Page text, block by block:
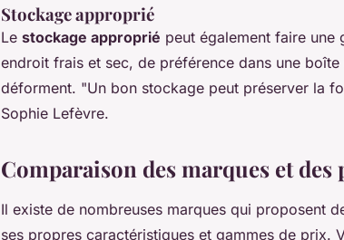
Stockage approprié
Le stockage approprié peut également faire une
endroit frais et sec, de préférence dans une
déforment. "Un bon stockage peut préserver la
Sophie Lefèvre.
Comparaison des marques et des
Il existe de nombreuses marques qui proposent
ses propres caractéristiques et gammes de prix.